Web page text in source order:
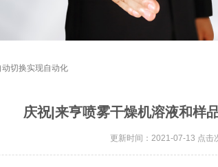
切换实现自动化
庆祝|来亨喷雾干燥机溶液和样
更新时间：2021-07-13 点击